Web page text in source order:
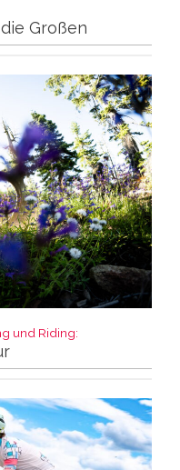
Großen
und Riding: